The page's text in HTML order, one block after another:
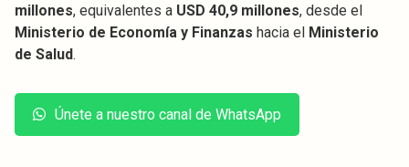
millones, equivalentes a USD 40,9 millones, desde el
Ministerio de Economía y Finanzas hacia el Ministerio
de Salud.
Únete a nuestro canal de WhatsApp